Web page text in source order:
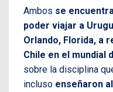
Ambos se
poder viajar a
Orlando, Florida, a
Chile en el mundial
sobre la disciplina
incluso enseñaron